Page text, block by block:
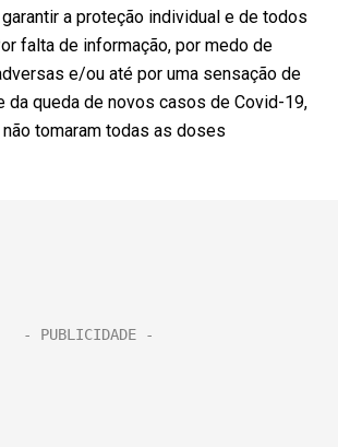
a proteção individual e de todos
falta de informação, por medo de
e/ou até por uma sensação de
da queda de novos casos de Covid-19,
tomaram todas as doses